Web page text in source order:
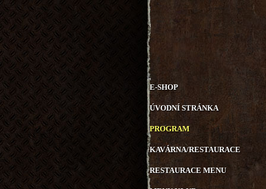
E-SHOP
ÚVODNÍ STRÁNKA
PROGRAM
KAVÁRNA/RESTAURACE
RESTAURACE MENU